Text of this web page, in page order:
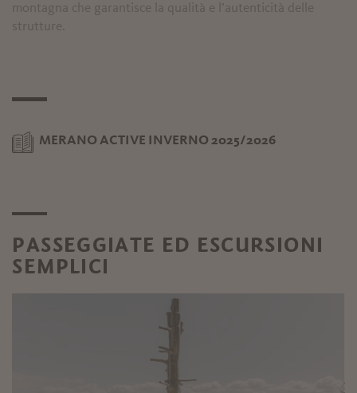
montagna che garantisce la qualità e l’autenticità delle
strutture.
MERANO ACTIVE INVERNO 2025/2026
PASSEGGIATE ED ESCURSIONI
SEMPLICI